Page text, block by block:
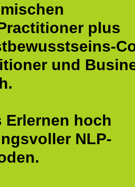
plus
und
Erlernen hoch
NLP-